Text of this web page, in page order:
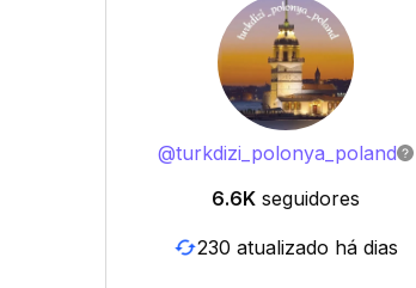
@turkdizi_polonya_poland
6.6K seguidores
230 atualizado há dias